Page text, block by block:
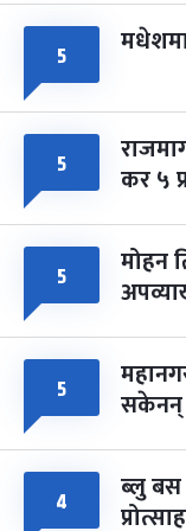
५
५ कर ५
५ मोहन
५ सकेनन्
४ ब्लु